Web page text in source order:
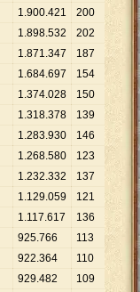
1.900.421 200
1.898.532 202
1.871.347 187
1.684.697 154
1.374.028 150
1.318.378 139 9
1.283.930 146 8
1.268.580 123
1.232.332 137 8
1.129.059 121
1.117.617 136 8
925.766 113
922.364 110
929.482 109